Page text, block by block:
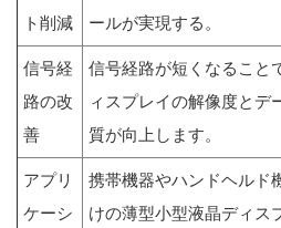
ト削減
ールが実現する。
信号経
路の改
善
信号経路が短くなること
ィスプレイの解像度とデ
質が向上します。
アプリ
ケーシ
携帯機器やハンドヘルド
けの薄型小型液晶ディス